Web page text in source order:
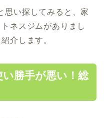
思い探してみると、家
ネスジムがありまし
介します。
勝手が悪い！総